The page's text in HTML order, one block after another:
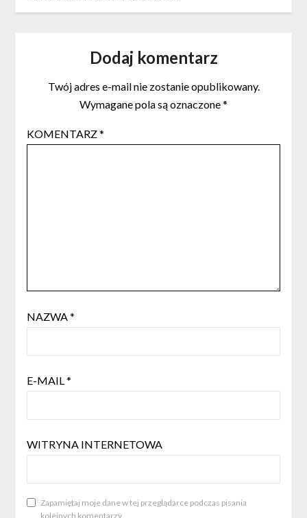
Dodaj komentarz
Twój adres e-mail nie zostanie opublikowany.
Wymagane pola są oznaczone*
KOMENTARZ*
NAZWA*
E-MAIL*
WITRYNA INTERNETOWA
Zapamiętaj moje dane w tej przeglądarce podczas pisania
kolejnych komentarzy.